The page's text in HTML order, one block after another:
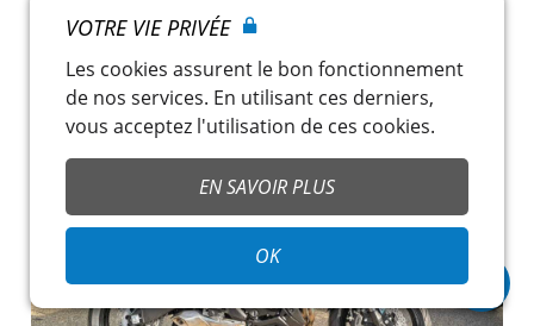
VOTRE VIE PRIVÉE
Les cookies assurent le bon fonctionnement
de nos services. En utilisant ces derniers,
vous acceptez l'utilisation de ces cookies.
EN SAVOIR PLUS
OK